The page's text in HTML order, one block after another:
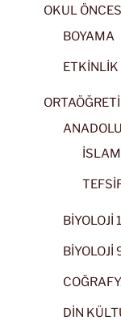
OKUL ÖNCESİ
BOYAMA
ETKİNLİK
BİYOLOJİ
BİYOLOJİ
DİN